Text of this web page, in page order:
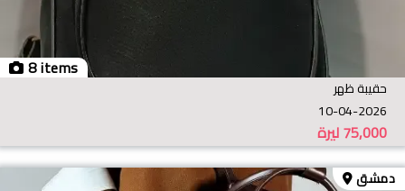
8 items
حقيبة ظهر
10-04-2026
ليرة75,000
دمشق